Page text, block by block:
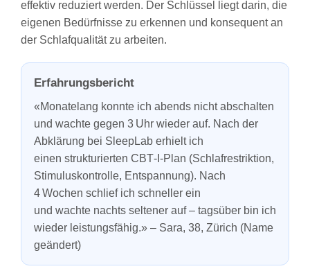
effektiv reduziert werden. Der Schlüssel liegt darin, die
eigenen Bedürfnisse zu erkennen und konsequent an
der Schlafqualität zu arbeiten.
Erfahrungsbericht
«Monatelang konnte ich abends nicht abschalten
und wachte gegen 3 Uhr wieder auf. Nach der
Abklärung bei SleepLab erhielt ich
einen strukturierten CBT‑I‑Plan (Schlafrestriktion,
Stimuluskontrolle, Entspannung). Nach
4 Wochen schlief ich schneller ein
und wachte nachts seltener auf – tagsüber bin ich
wieder leistungsfähig.» – Sara, 38, Zürich (Name
geändert)